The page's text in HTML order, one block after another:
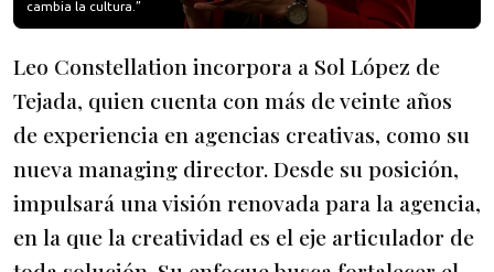
cambia la cultura.”
Leo Constellation incorpora a Sol López de
Tejada, quien cuenta con más de veinte años
de experiencia en agencias creativas, como su
nueva managing director. Desde su posición,
impulsará una visión renovada para la agencia,
en la que la creatividad es el eje articulador de